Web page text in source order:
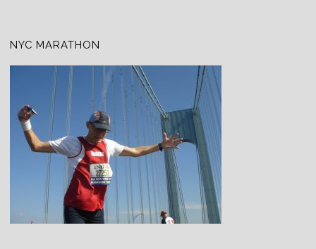
NYC MARATHON